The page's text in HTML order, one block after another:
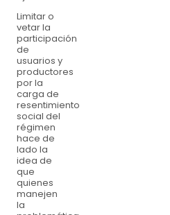
Limitar o
vetar la
participación
de
usuarios y
productores
por la
carga de
resentimiento
social del
régimen
hace de
lado la
idea de
que
quienes
manejen
la